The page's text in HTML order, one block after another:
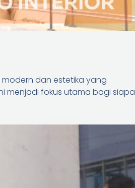
dan estetika yang
menjadi fokus utama bagi siapa